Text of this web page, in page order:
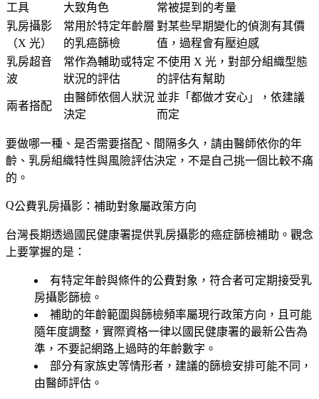
工具 大致角色
常被提到的考量
乳房攝影
（X 光）
常用於特定年齡層
的乳癌篩檢
對某些早期變化的偵測有其價
值，過程會有壓迫感
乳房超音
波
常作為輔助或特定
狀況的評估
不使用 X 光，對部分組織型態
的評估有幫助
兩者搭配
由醫師依個人狀況
決定
並非「都做才安心」，依建議
而定
要做哪一種、是否需要搭配、間隔多久，請由醫師依你的年
齡、乳房組織特性與風險評估決定，不是自己挑一個比較不痛
的。
公費乳房攝影：補助對象屬政策方向
台灣長期透過國民健康署提供乳房攝影的癌症篩檢補助。觀念
上要掌握的是：
有特定年齡與條件的公費對象 ，符合者可定期接受乳
房攝影篩檢。
補助的年齡範圍與篩檢頻率屬現行政策方向，且可能
隨年度調整 ，實際資格一律以國民健康署的最新公告為
準，不要記網路上過時的年齡數字。
部分有家族史等情形者，建議的篩檢安排可能不同，
由醫師評估。